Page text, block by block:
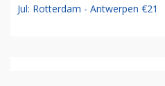
Jul: Rotterdam - Antwerpen €21